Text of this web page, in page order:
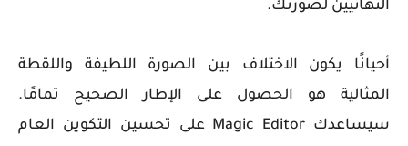
النهائيين لصورتك.
أحيانًا يكون الاختلاف بين الصورة اللطيفة واللقطة
المثالية هو الحصول على الإطار الصحيح تمامًا.
سيساعدك Magic Editor على تحسين التكوين العام